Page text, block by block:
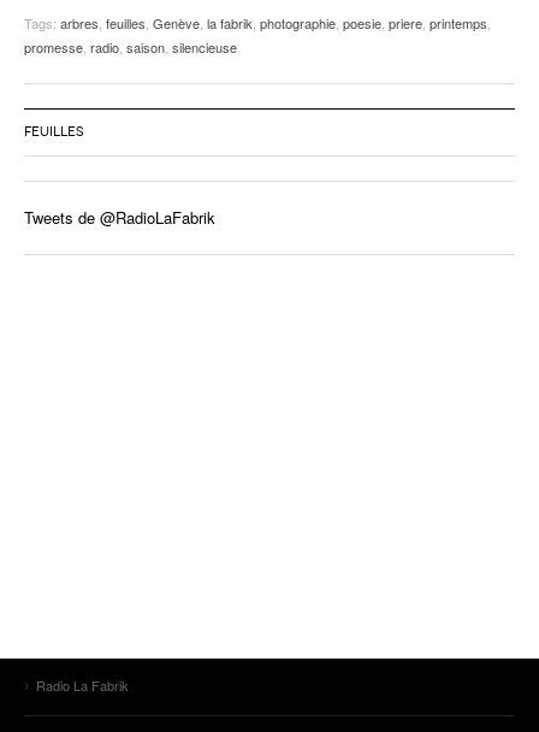
Tags: arbres feuilles Genève la fabrik photographie poesie priere printemps
promesse radio saison silencieuse
FEUILLES
Tweets de @RadioLaFabrik
Radio La Fabrik